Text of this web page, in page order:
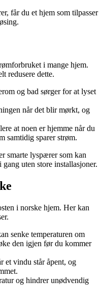
får du et hjem som tilpasser
i mange hjem.
redusere dette.
og bad sørger for at lyset
når det blir mørkt, og
at noen er hjemme når du
samtidig sparer strøm.
smarte lyspærer som kan
uten store installasjoner.
i norske hjem. Her kan
senke temperaturen om
den igjen før du kommer
et vindu står åpent, og
og hindrer unødvendig